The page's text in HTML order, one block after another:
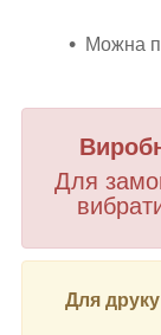
Можна
Для
Для